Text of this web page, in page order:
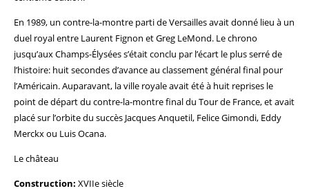
En 1989, un contre-la-montre parti de Versailles avait donné lieu à un
duel royal entre Laurent Fignon et Greg LeMond. Le chrono
jusqu’aux Champs-Élysées s’était conclu par l’écart le plus serré de
l’histoire: huit secondes d’avance au classement général final pour
l’Américain. Auparavant, la ville royale avait été à huit reprises le
point de départ du contre-la-montre final du Tour de France, et avait
placé sur l’orbite du succès Jacques Anquetil, Felice Gimondi, Eddy
Merckx ou Luis Ocana.
Le château
Construction: XVIIe siècle